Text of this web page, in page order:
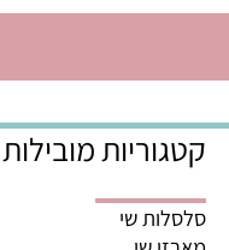
מובילות